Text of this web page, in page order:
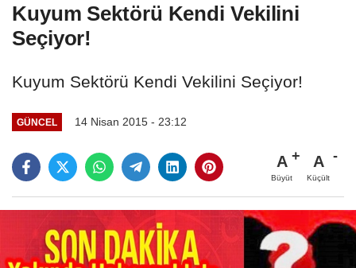
Kuyum Sektörü Kendi Vekilini
Seçiyor!
Kuyum Sektörü Kendi Vekilini Seçiyor!
GÜNCEL 14 Nisan 2015 - 23:12
A
Büyüt
A
Küçült